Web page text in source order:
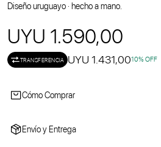
Diseño uruguayo · hecho a mano.
UYU 1.590,00
TRANSFERENCIA UYU 1.431,0010% OFF
Cómo Comprar
Envío y Entrega